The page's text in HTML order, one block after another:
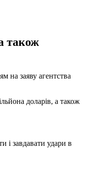
також
на заяву агентства
доларів, а також
і завдавати удари в